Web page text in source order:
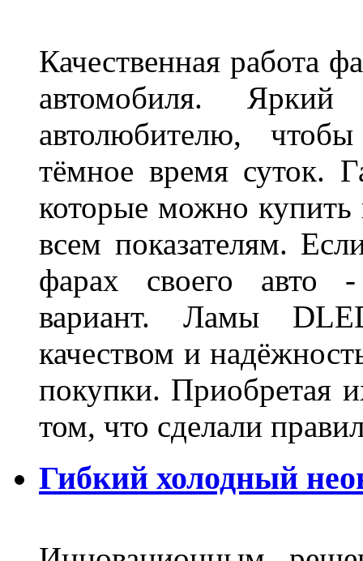
Качественная работа
автомобиля.
автолюбителю,
тёмное время суток.
которые можно
всем показателям.
фарах своего авто
вариант. Ламы
качеством и
покупки. Приобретая
том, что сделали
Гибкий холодный